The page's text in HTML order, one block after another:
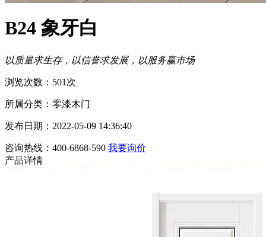
B24 象牙白
以质量求生存，以信誉求发展，以服务赢市场
浏览次数：501次
所属分类：零漆木门
发布日期：2022-05-09 14:36:40
咨询热线：400-6868-590 我要询价
产品详情